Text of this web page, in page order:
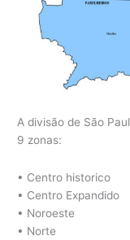
A divisão de São
9 zonas:
• Centro historico
• Centro Expandido
• Noroeste
• Norte